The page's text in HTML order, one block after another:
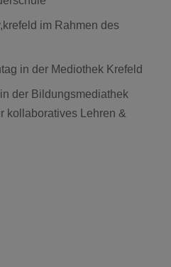
im Rahmen des
in der Mediothek Krefeld
der Bildungsmediathek
kollaboratives Lehren &